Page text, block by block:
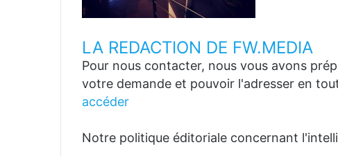
LA REDACTION DE FW.MEDIA
Pour nous contacter, nous vous avons
votre demande et pouvoir l'adresser en
accéder
Notre politique éditoriale concernant